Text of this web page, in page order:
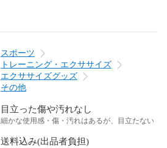
スポーツ
トレーニング・エクササイズ
エクササイズグッズ
その他
目立った傷や汚れなし
細かな使用感・傷・汚れはあるが、目立たない
送料込み(出品者負担)